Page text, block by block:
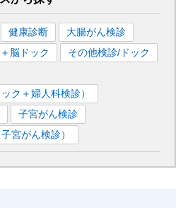
川駅 八王子駅
健康診断
大腸がん検診
脳ドック
その他検診/ドック
ク＋婦人科検診）
子宮がん検診
宮がん検診）